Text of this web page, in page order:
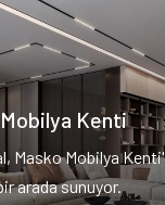
Kenti
Masko Mobilya
arada sunuyor.